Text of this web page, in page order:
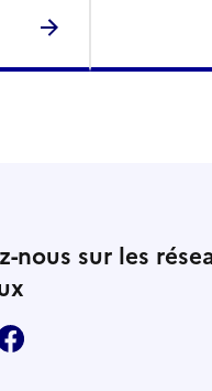
nous sur les